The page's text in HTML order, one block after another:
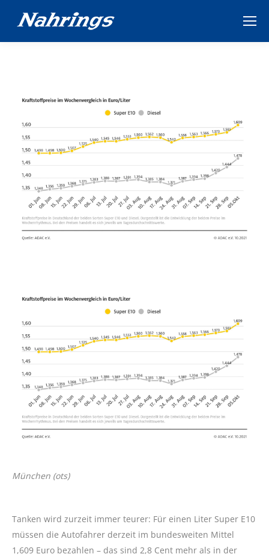
München (ots)
Tanken wird zurzeit immer teurer: Für einen Liter Super E10
müssen die Autofahrer derzeit im bundesweiten Mittel
1,609 Euro bezahlen – das sind 2,8 Cent mehr als in der